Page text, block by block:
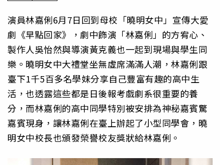
演員林嘉俐6月7日回到母校「曉明女中」宣傳大愛
劇《早點回家》，劇中飾演「林嘉俐」的方宥心、
製作人吳怡然與導演黃克義也一起到現場與學生同
樂。曉明女中大禮堂坐無虛席滿滿人潮，林嘉俐跟
臺下1千5百多名學妹分享自己豐富有趣的高中生
活，也透露這些都是日後報考戲劇系很重要的養
分，而林嘉俐的高中同學特別被安排為神秘嘉賓驚
嘉賓現身，讓林嘉俐在臺上辦起了小型同學會，曉
明女中校長也頒發榮譽校友獎狀給林嘉俐。